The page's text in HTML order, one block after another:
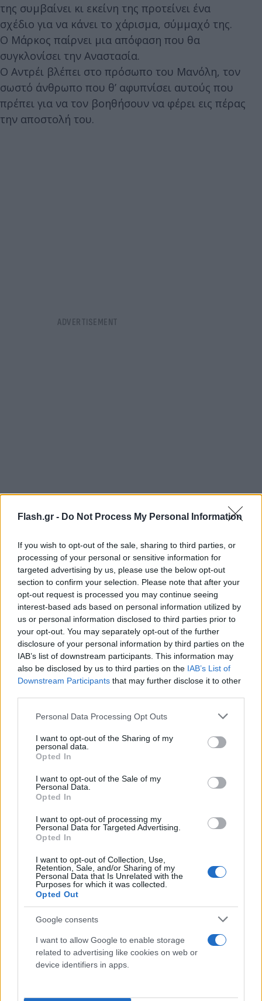
Flash.gr - Do Not Process My Personal Information
If you wish to opt-out of the sale, sharing to third parties, or
processing of your personal or sensitive information for
targeted advertising by us, please use the below opt-out
section to confirm your selection. Please note that after your
opt-out request is processed you may continue seeing
interest-based ads based on personal information utilized by
us or personal information disclosed to third parties prior to
your opt-out. You may separately opt-out of the further
disclosure of your personal information by third parties on the
IAB’s list of downstream participants. This information may
also be disclosed by us to third parties on the IAB’s List of
Downstream Participants that may further disclose it to other
Please note that this website/app uses one or more Google
not limited to your visit or usage behaviour. You may click to
grant or deny consent to Google and its third-party tags to
use your data for below specified purposes in below Google
consent section.
Personal Data Processing Opt Outs
I want to opt-out of the Sharing of my
personal data.
Opted In
I want to opt-out of the Sale of my
Personal Data.
Opted In
I want to opt-out of processing my
Personal Data for Targeted Advertising.
Opted In
I want to opt-out of Collection, Use,
Retention, Sale, and/or Sharing of my
Personal Data that Is Unrelated with the
Purposes for which it was collected.
Opted Out
Google consents
I want to allow Google to enable storage
related to advertising like cookies on web or
device identifiers in apps.
της συμβαίνει κι εκείνη της προτείνει ένα
σχέδιο για να κάνει το χάρισμα, σύμμαχό της.
Ο Μάρκος παίρνει μια απόφαση που θα
συγκλονίσει την Αναστασία.
Ο Αντρέι βλέπει στο πρόσωπο του Μανόλη, τον
σωστό άνθρωπο που θ’ αφυπνίσει αυτούς που
πρέπει για να τον βοηθήσουν να φέρει εις πέρας
την αποστολή του.
ΤΡΙΤΗ 24 ΟΚΤΩΒΡΙΟΥ
Ο Αντρέι αποκαλύπτει στον Ρασοφόρο και τον
Μανόλη την αποστολή του, με σκοπό να
συμμετέχουν και οι ίδιοι.
Το σχέδιο του Τζανή για να γλυτώσουν τα
κουρσέματα των Γερακάρηδων ικανοποιεί
πολλούς, αλλά τον οδηγεί σε ρήξη με τον Μάρκο.
Η Θεοφανώ με τον Φρίξο συγκρούονται εξαιτίας
της Σιμώνης και του τρόπου που διάλεξε να
τη βοηθήσει με το χάρισμά της.Οι αρραβώνες του
Τζανή με την Κερασίνα γιορτάζονται με
επισημότητα, ενώ δυο ψαράδες ανακαλύπτουν ένα
πτώμα που θα φέρει καινούριες καταιγίδες.
Ένα νέο όραμα της Θεοφανώς θα της δείξει αυτό
που τόσο λαχταρά ο Μιχαήλ.
ΤΕΤΑΡΤΗ 25 ΟΚΤΩΒΡΙΟΥ